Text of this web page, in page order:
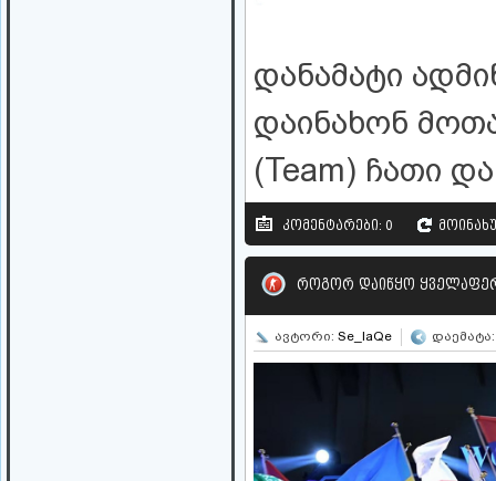
დანამატი
დაინახონ
(Team) ჩათი
კომენტარები: 0
როგორ დაიწყო
ავტორი: Se_IaQe დაემატა: